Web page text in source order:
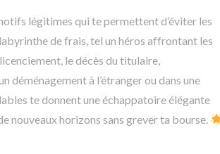
légitimes qui te permettent d’éviter les
de frais, tel un héros affrontant les
le décès du titulaire,
déménagement à l’étranger ou dans une
te donnent une échappatoire élégante
nouveaux horizons sans grever ta bourse.